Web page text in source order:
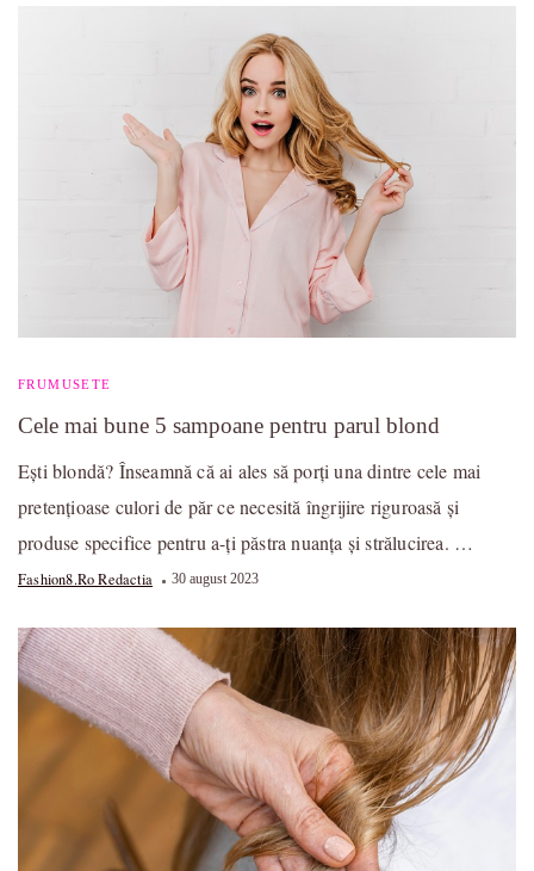
FRUMUSETE
Cele mai bune 5 sampoane pentru parul blond
Ești blondă? Înseamnă că ai ales să porți una dintre cele mai
pretențioase culori de păr ce necesită îngrijire riguroasă și
produse specifice pentru a-ți păstra nuanța și strălucirea. …
Fashion8.ro Redactia 30 august 2023